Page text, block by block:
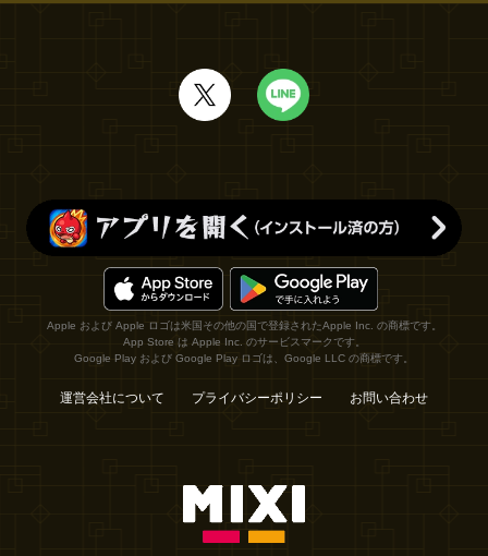
Apple および Apple ロゴは米国その他の国で登録されたApple Inc. の商標です。
App Store は Apple Inc. のサービスマークです。
Google Play および Google Play ロゴは、Google LLC の商標です。
運営会社について プライバシーポリシー お問い合わせ